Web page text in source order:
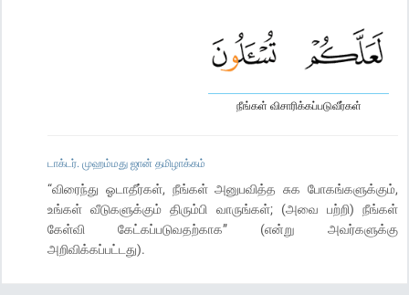
நீங்கள் விசாரிக்கப்படுவீர்கள்
டாக்டர். முஹம்மது ஜான் தமிழாக்கம்
“விரைந்து ஓடாதீர்கள், நீங்கள் அனுபவித்த சுக போகங்களுக்கும்,
உங்கள் வீடுகளுக்கும் திரும்பி வாருங்கள்; (அவை பற்றி) நீங்கள்
கேள்வி கேட்கப்படுவதற்காக” (என்று அவர்களுக்கு
அறிவிக்கப்பட்டது).